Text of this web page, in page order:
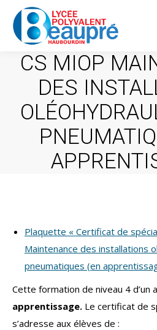
CS MIOP
DES
Plaquette « Certificat de
Maintenance des installations
pneumatiques (en
Cette formation de niveau 4 d’un
apprentissage. Le certificat de
s’adresse aux élèves de :